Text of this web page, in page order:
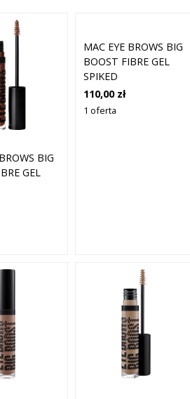
BIG
GEL
MAC EYE BROWS BIG
BOOST FIBRE GEL
SPIKED
110,00 zł
1 oferta